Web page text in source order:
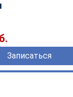
Записаться